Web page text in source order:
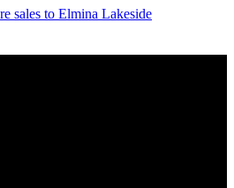
sales to Elmina Lakeside